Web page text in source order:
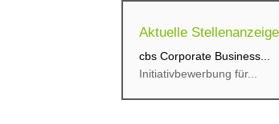
Aktuelle
cbs Corporate Business...
Initiativbewerbung für...